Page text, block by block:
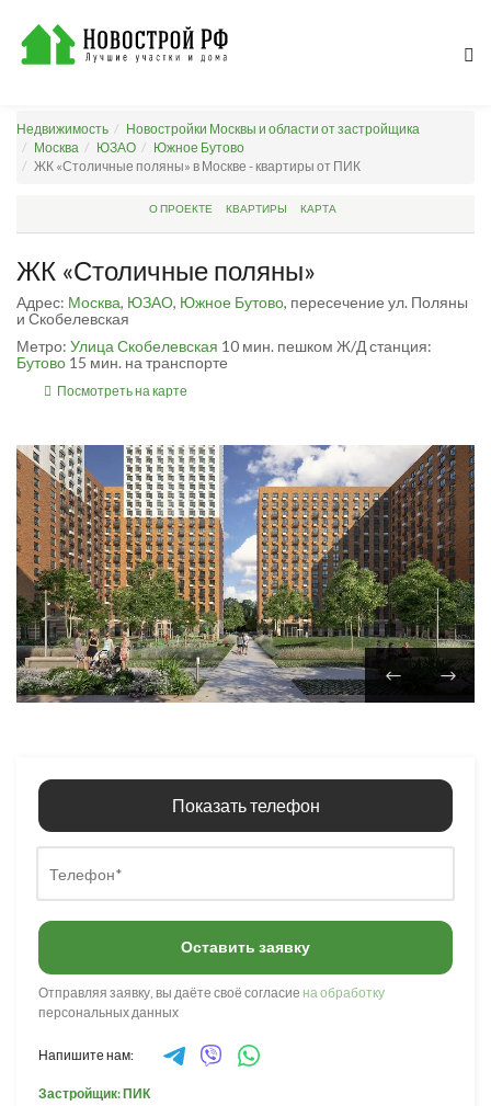
Недвижимость
Новостройки Москвы и области от застройщика
Москва
ЮЗАО
Южное Бутово
ЖК «Столичные поляны» в Москве - квартиры от ПИК
О ПРОЕКТЕ КВАРТИРЫ КАРТА
ЖК «Столичные поляны»
Адрес: Москва, ЮЗАО, Южное Бутово, пересечение ул. Поляны
и Скобелевская
Метро: Улица Скобелевская 10 мин. пешком Ж/Д станция:
Бутово 15 мин. на транспорте
Посмотреть на карте
Показать телефон
Оставить заявку
Отправляя заявку, вы даёте своё согласие на обработку
персональных данных
Напишите нам:
Застройщик: ПИК